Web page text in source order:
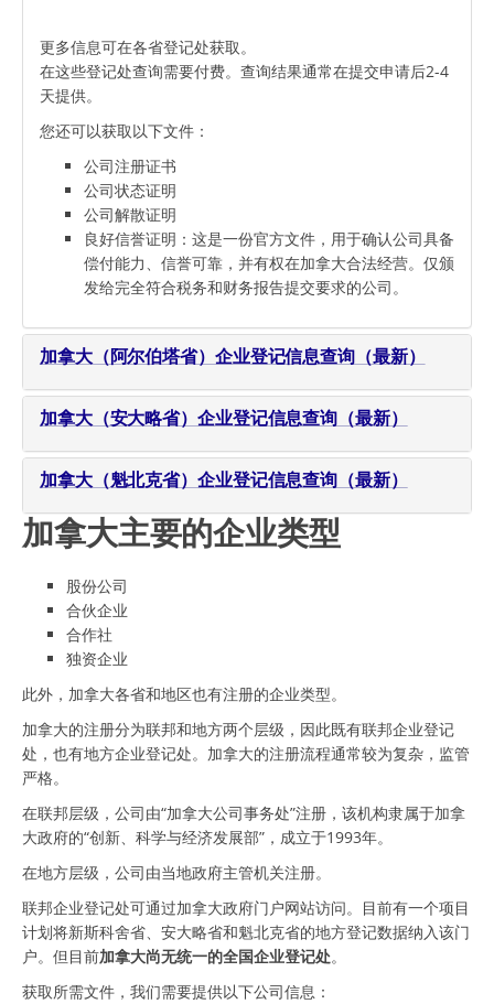
更多信息可在各省登记处获取。
在这些登记处查询需要付费。查询结果通常在提交申请后2-4
天提供。
您还可以获取以下文件：
公司注册证书
公司状态证明
公司解散证明
良好信誉证明：这是一份官方文件，用于确认公司具备
偿付能力、信誉可靠，并有权在加拿大合法经营。仅颁
发给完全符合税务和财务报告提交要求的公司。
加拿大（阿尔伯塔省）企业登记信息查询（最新）
加拿大（安大略省）企业登记信息查询（最新）
加拿大（魁北克省）企业登记信息查询（最新）
加拿大主要的企业类型
股份公司
合伙企业
合作社
独资企业
此外，加拿大各省和地区也有注册的企业类型。
加拿大的注册分为联邦和地方两个层级，因此既有联邦企业登记
处，也有地方企业登记处。加拿大的注册流程通常较为复杂，监管
严格。
在联邦层级，公司由“加拿大公司事务处”注册，该机构隶属于加拿
大政府的“创新、科学与经济发展部”，成立于1993年。
在地方层级，公司由当地政府主管机关注册。
联邦企业登记处可通过加拿大政府门户网站访问。目前有一个项目
计划将新斯科舍省、安大略省和魁北克省的地方登记数据纳入该门
户。但目前加拿大尚无统一的全国企业登记处。
获取所需文件，我们需要提供以下公司信息：